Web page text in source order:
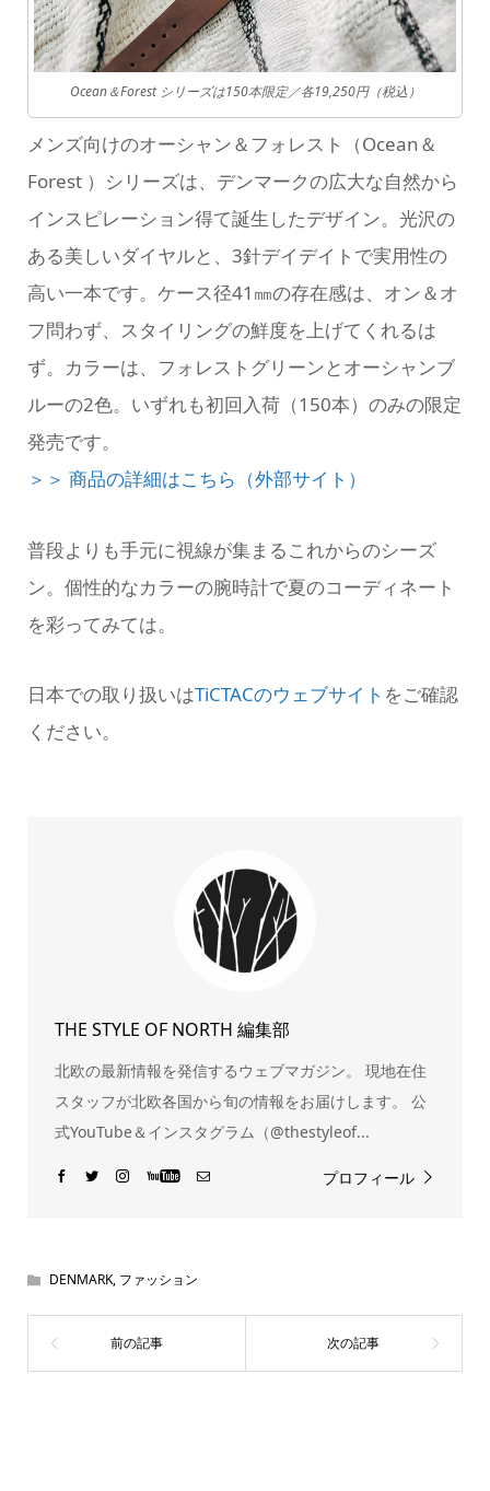
Ocean＆Forest シリーズは150本限定／各19,250円（税込）
メンズ向けのオーシャン＆フォレスト（Ocean＆
Forest ）シリーズは、デンマークの広大な自然から
インスピレーション得て誕生したデザイン。光沢の
ある美しいダイヤルと、3針デイデイトで実用性の
高い一本です。ケース径41㎜の存在感は、オン＆オ
フ問わず、スタイリングの鮮度を上げてくれるは
ず。カラーは、フォレストグリーンとオーシャンブ
ルーの2色。いずれも初回入荷（150本）のみの限定
発売です。
＞＞ 商品の詳細はこちら（外部サイト）
普段よりも手元に視線が集まるこれからのシーズ
ン。個性的なカラーの腕時計で夏のコーディネート
を彩ってみては。
日本での取り扱いはTiCTACのウェブサイト をご確認
ください。
THE STYLE OF NORTH 編集部
北欧の最新情報を発信するウェブマガジン。 現地在住
スタッフが北欧各国から旬の情報をお届けします。 公
式YouTube＆インスタグラム（@thestyleof...
プロフィール
DENMARK, ファッション